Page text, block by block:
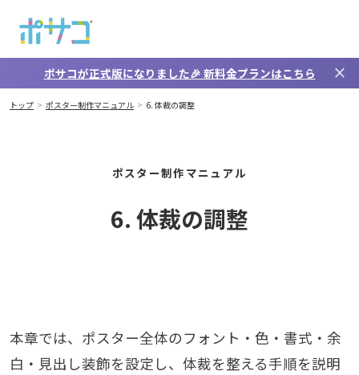
ポサコが正式版になりました🎉 新料金プランはこちら close
トップ ポスター制作マニュアル 6. 体裁の調整
ポスター制作マニュアル
6. 体裁の調整
本章では、ポスター全体のフォント・色・書式・余
白・見出し装飾を設定し、体裁を整える手順を説明